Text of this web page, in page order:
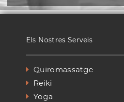
Els Nostres Serveis
Quiromassatge
Reiki
Yoga